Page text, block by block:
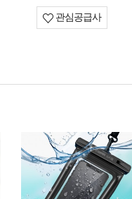
관심공급사